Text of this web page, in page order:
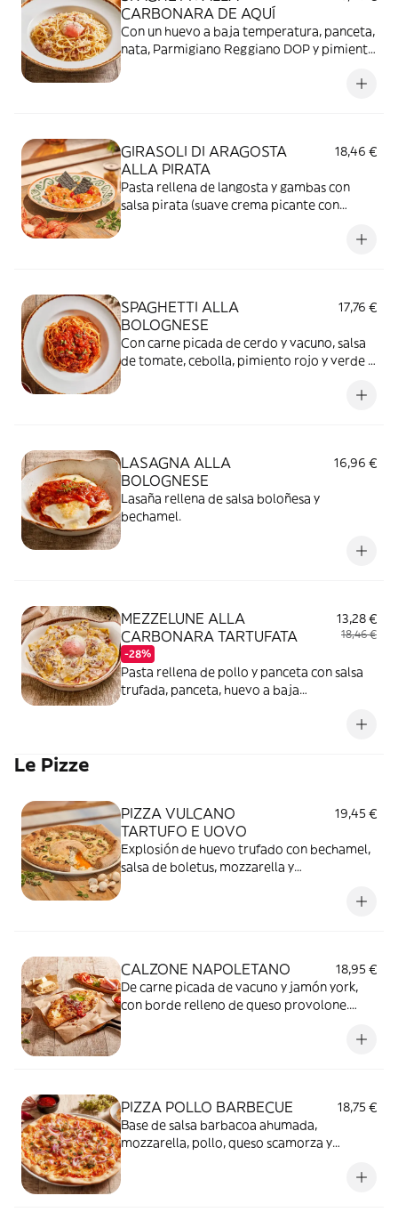
CARBONARA DE AQUÍ
Con un huevo a baja temperatura, panceta,
nata, Parmigiano Reggiano DOP y pimienta
GIRASOLI DI ARAGOSTA
ALLA PIRATA
18,46 €
Pasta rellena de langosta y gambas con
salsa pirata (suave crema picante con
SPAGHETTI ALLA
BOLOGNESE
17,76 €
Con carne picada de cerdo y vacuno, salsa
de tomate, cebolla, pimiento rojo y verde y
LASAGNA ALLA
BOLOGNESE
16,96 €
Lasaña rellena de salsa boloñesa y
bechamel.
MEZZELUNE ALLA
CARBONARA TARTUFATA
-28%
13,28 €
18,46 €
Pasta rellena de pollo y panceta con salsa
trufada, panceta, huevo a baja
Le Pizze
PIZZA VULCANO
TARTUFO E UOVO
19,45 €
Explosión de huevo trufado con bechamel,
salsa de boletus, mozzarella y
CALZONE NAPOLETANO
18,95 €
De carne picada de vacuno y jamón york,
con borde relleno de queso provolone.
PIZZA POLLO BARBECUE
18,75 €
Base de salsa barbacoa ahumada,
mozzarella, pollo, queso scamorza y